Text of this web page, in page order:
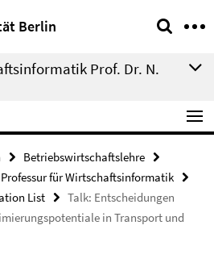
Berlin
Prof. Dr. N.
Betriebswirtschaftslehre
Professur für Wirtschaftsinformatik
List
Talk: Entscheidungen
in Transport und